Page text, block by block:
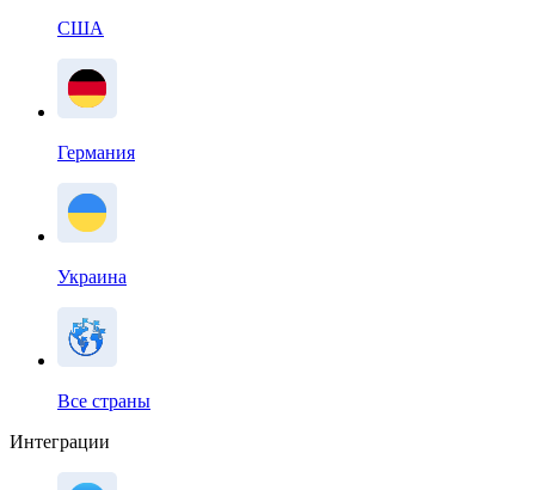
США
Германия
Украина
Все страны
Интеграции